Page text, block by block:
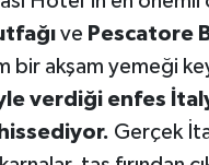
ve Pescatore
bir akşam yemeği
verdiği enfes
Gerçek